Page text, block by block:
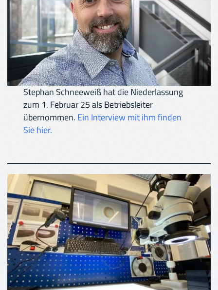
Stephan Schneeweiß hat die Niederlassung
zum 1. Februar 25 als Betriebsleiter
übernommen. Ein Interview mit ihm finden
Sie hier.